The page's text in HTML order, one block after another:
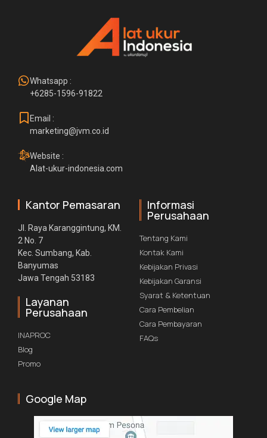
Whatsapp :
+6285-1596-91822
Email :
marketing@jvm.co.id
Website :
Alat-ukur-indonesia.com
Kantor Pemasaran
Jl. Raya Karanggintung, KM.
2 No. 7
Kec. Sumbang, Kab.
Banyumas
Jawa Tengah 53183
Layanan
Perusahaan
INAPROC
Blog
Promo
Informasi
Perusahaan
Tentang Kami
Kontak Kami
Kebijakan Privasi
Kebijakan Garansi
Syarat & Ketentuan
Cara Pembelian
Cara Pembayaran
FAQs
Google Map